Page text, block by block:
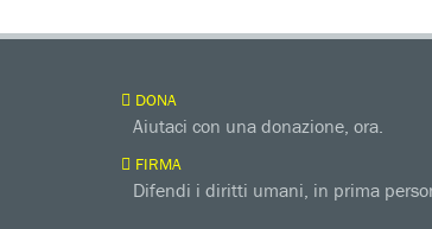
DONA
Aiutaci con una donazione, ora.
FIRMA
Difendi i diritti umani, in prima